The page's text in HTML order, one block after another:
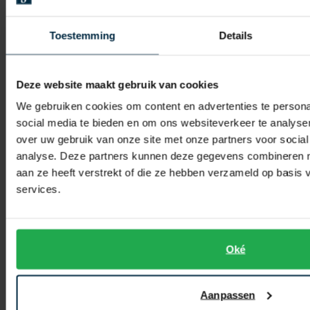
Toestemming Details
Deze website maakt gebruik van cookies
We gebruiken cookies om content en advertenties te
social media te bieden en om ons websiteverkeer te
over uw gebruik van onze site met onze partners voor
analyse. Deze partners kunnen deze gegevens combineren
aan ze heeft verstrekt of die ze hebben verzameld op basis
services.
Oké
Aanpassen
Meyer
€ 119,99€ 60,00 -
Toevoegen aan favorieten
Meyer